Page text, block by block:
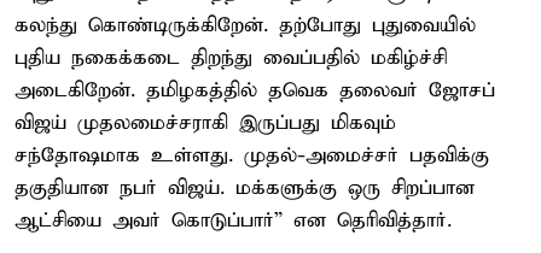
கலந்து கொண்டிருக்கிறேன். தற்போது புதுவையில்
புதிய நகைக்கடை திறந்து வைப்பதில் மகிழ்ச்சி
அடைகிறேன். தமிழகத்தில் தவெக தலைவர் ஜோசப்
விஜய் முதலமைச்சராகி இருப்பது மிகவும்
சந்தோஷமாக உள்ளது. முதல்-அமைச்சர் பதவிக்கு
தகுதியான நபர் விஜய். மக்களுக்கு ஒரு சிறப்பான
ஆட்சியை அவர் கொடுப்பார்” என தெரிவித்தார்.